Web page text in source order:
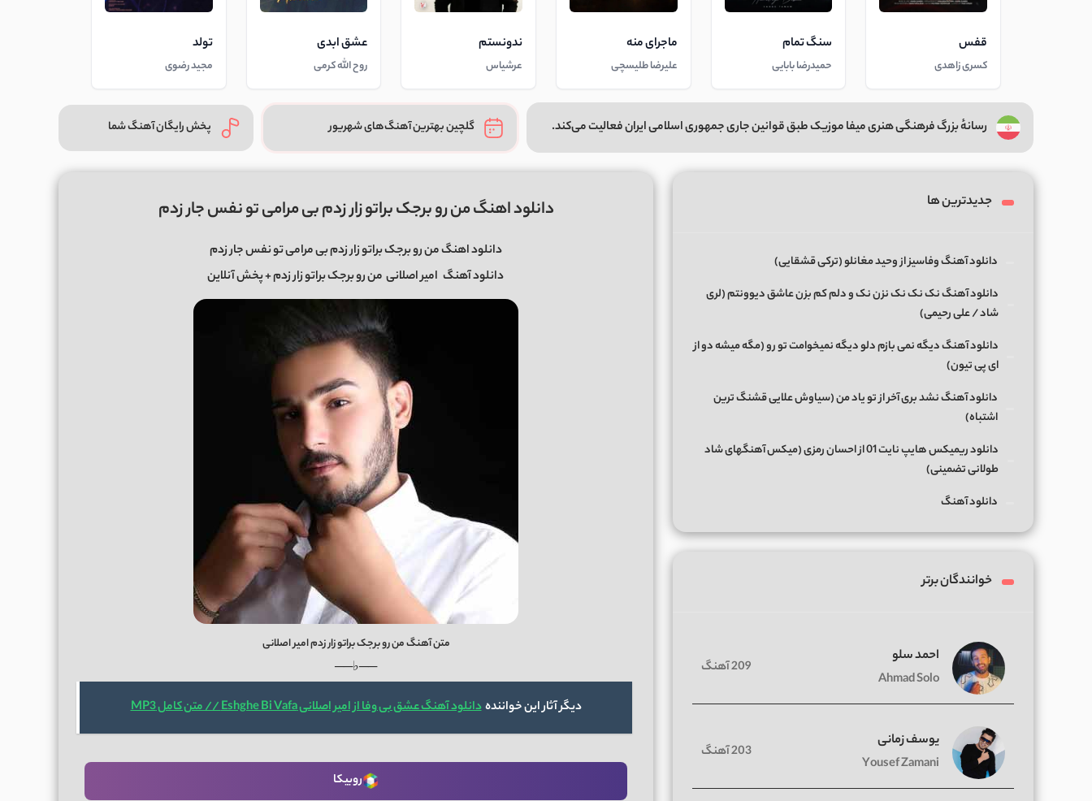
قفس
کسری زاهدی
سنگ تمام
حمیدرضا بابایی
ماجرای منه
علیرضا طلیسچی
ندونستم
عرشیاس
عشق ابدی
روح الله کرمی
تولد
مجید رضوی
رسانهٔ بزرگ فرهنگی هنری میفا موزیک طبق قوانین جاری جمهوری اسلامی ایران فعالیت می‌کند. گلچین بهترین آهنگ‌های شهریور پخش رایگان آهنگ شما
دانلود اهنگ من رو برجک براتو زار زدم بی مرامی تو نفس جار زدم
دانلود اهنگ من رو برجک براتو زار زدم بی مرامی تو نفس جار زدم
دانلود آهنگ امیر اصلانی من رو برجک براتو زار زدم+ پخش آنلاین
متن آهنگ من رو برجک براتو زار زدم امیر اصلانی
──♭──
دیگر آثار این خوانندهدانلود آهنگ عشق بی وفا از امیر اصلانی Eshghe Bi Vafa // متن کامل MP3
روبیکا
جدیدترین ها
دانلود آهنگ وفاسیز از وحید مغانلو (ترکی قشقایی)
دانلود آهنگ نک نک نک نزن نک و دلم کم بزن عاشق دیوونتم (لری
شاد / علی رحیمی)
دانلود آهنگ دیگه نمی بازم دلو دیگه نمیخوامت تو رو (مگه میشه دو از
ای پی تیون)
دانلود آهنگ نشد بری آخر از تو یاد من (سیاوش علایی قشنگ ترین
اشتباه)
دانلود ریمیکس هایپ نایت 01 از احسان رمزی (میکس آهنگهای شاد
طولانی تضمینی)
دانلود آهنگ
خوانندگان برتر
احمد سلو
Ahmad Solo
209 آهنگ
یوسف زمانی
Yousef Zamani
203 آهنگ